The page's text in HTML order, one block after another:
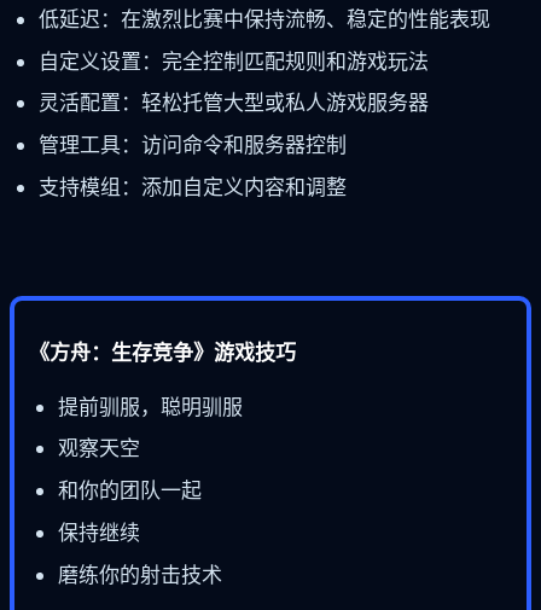
低延迟：在激烈比赛中保持流畅、稳定的性能表现
自定义设置：完全控制匹配规则和游戏玩法
灵活配置：轻松托管大型或私人游戏服务器
管理工具：访问命令和服务器控制
支持模组：添加自定义内容和调整
《方舟：生存竞争》游戏技巧
提前驯服，聪明驯服
观察天空
和你的团队一起
保持继续
磨练你的射击技术